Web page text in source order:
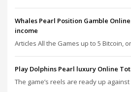
Whales Pearl Position Gamble
income
Articles All the Games up to 5 Bitcoin,
Play Dolphins Pearl luxury Online
The game’s reels are ready up against